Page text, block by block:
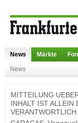
News Märkte
News
MITTEILUNG
INHALT IST
VERANTWORTLICH.